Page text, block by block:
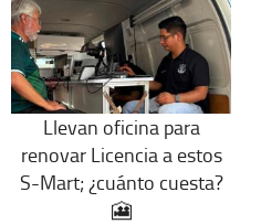
Llevan oficina para
renovar Licencia a estos
S-Mart; ¿cuánto cuesta?
🎦